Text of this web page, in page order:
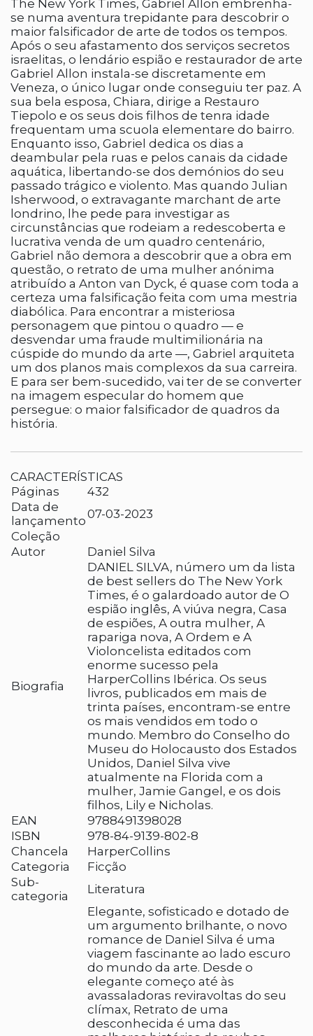
The New York Times, Gabriel Allon embrenha-
se numa aventura trepidante para descobrir o
maior falsificador de arte de todos os tempos.
Após o seu afastamento dos serviços secretos
israelitas, o lendário espião e restaurador de arte
Gabriel Allon instala-se discretamente em
Veneza, o único lugar onde conseguiu ter paz. A
sua bela esposa, Chiara, dirige a Restauro
Tiepolo e os seus dois filhos de tenra idade
frequentam uma scuola elementare do bairro.
Enquanto isso, Gabriel dedica os dias a
deambular pela ruas e pelos canais da cidade
aquática, libertando-se dos demónios do seu
passado trágico e violento. Mas quando Julian
Isherwood, o extravagante marchant de arte
londrino, lhe pede para investigar as
circunstâncias que rodeiam a redescoberta e
lucrativa venda de um quadro centenário,
Gabriel não demora a descobrir que a obra em
questão, o retrato de uma mulher anónima
atribuído a Anton van Dyck, é quase com toda a
certeza uma falsificação feita com uma mestria
diabólica. Para encontrar a misteriosa
personagem que pintou o quadro — e
desvendar uma fraude multimilionária na
cúspide do mundo da arte —, Gabriel arquiteta
um dos planos mais complexos da sua carreira.
E para ser bem-sucedido, vai ter de se converter
na imagem especular do homem que
persegue: o maior falsificador de quadros da
história.
CARACTERÍSTICAS
Páginas
432
Data de
lançamento07-03-2023
Coleção
Autor
Daniel Silva
Biografia
DANIEL SILVA, número um da lista
de best sellers do The New York
Times, é o galardoado autor de O
espião inglês, A viúva negra, Casa
de espiões, A outra mulher, A
rapariga nova, A Ordem e A
Violoncelista editados com
enorme sucesso pela
HarperCollins Ibérica. Os seus
livros, publicados em mais de
trinta países, encontram-se entre
os mais vendidos em todo o
mundo. Membro do Conselho do
Museu do Holocausto dos Estados
Unidos, Daniel Silva vive
atualmente na Florida com a
mulher, Jamie Gangel, e os dois
filhos, Lily e Nicholas.
EAN
9788491398028
ISBN
978-84-9139-802-8
Chancela
HarperCollins
Categoria
Ficção
Sub-
categoria
Literatura
Elegante, sofisticado e dotado de
um argumento brilhante, o novo
romance de Daniel Silva é uma
viagem fascinante ao lado escuro
do mundo da arte. Desde o
elegante começo até às
avassaladoras reviravoltas do seu
clímax, Retrato de uma
desconhecida é uma das